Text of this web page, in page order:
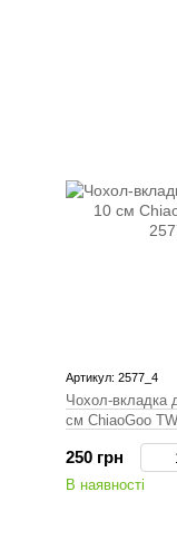
Артикул: 2577_4
Чохол-вкладка
см ChiaoGoo
250 грн
В наявності